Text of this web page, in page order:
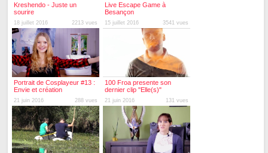
Kreshendo - Juste un
sourire
18 juillet 2016 2213 vues
Live Escape Game à
Besançon
15 juillet 2016 3541 vues
Portrait de Cosplayeur #13 :
Envie et création
21 juin 2016 288 vues
100 Froa presente son
dernier clip "Elle(s)"
21 juin 2016 131 vues